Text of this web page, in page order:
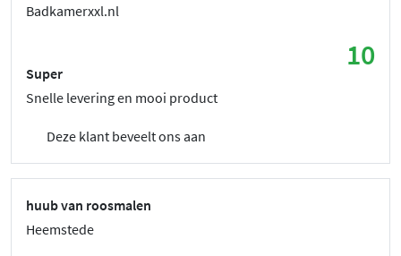
Badkamerxxl.nl
10
Super
Snelle levering en mooi product
Deze klant beveelt ons aan
huub van roosmalen
Heemstede